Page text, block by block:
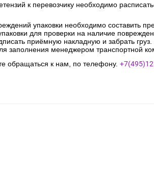
к перевозчику необходимо
упаковки необходимо составить
для проверки на наличие
приёмную накладную и забрать груз.
заполнения менеджером транспортной
обращаться к нам, по телефону.